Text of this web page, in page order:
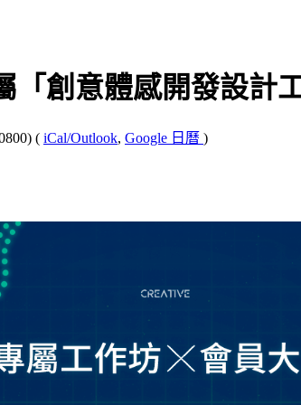
「創意體感開發設計
( iCal/Outlook, Google 日曆 )